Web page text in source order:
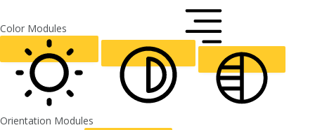
ALIGN TEXT
LIGHT CONTRAST
Orientation Modules